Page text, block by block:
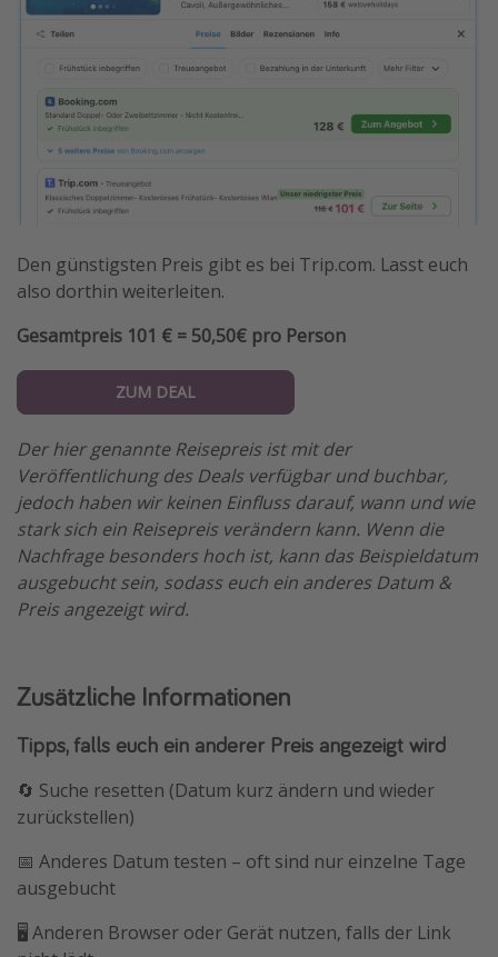
Den günstigsten Preis gibt es bei Trip.com. Lasst euch
also dorthin weiterleiten.
Gesamtpreis 101 € = 50,50€ pro Person
ZUM DEAL
Der hier genannte Reisepreis ist mit der
Veröffentlichung des Deals verfügbar und buchbar,
jedoch haben wir keinen Einfluss darauf, wann und wie
stark sich ein Reisepreis verändern kann. Wenn die
Nachfrage besonders hoch ist, kann das Beispieldatum
ausgebucht sein, sodass euch ein anderes Datum &
Preis angezeigt wird.
Zusätzliche Informationen
Tipps, falls euch ein anderer Preis angezeigt wird
🔄 Suche resetten (Datum kurz ändern und wieder
zurückstellen)
📅 Anderes Datum testen – oft sind nur einzelne Tage
ausgebucht
🖥️ Anderen Browser oder Gerät nutzen, falls der Link